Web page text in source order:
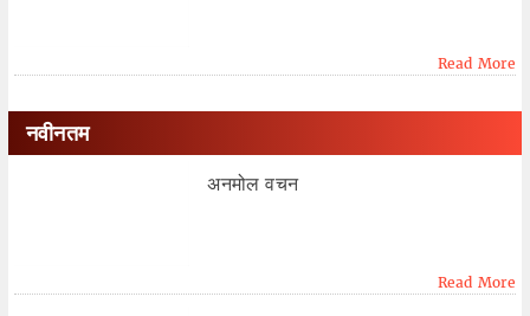
Read More
नवीनतम
अनमोल वचन
Read More